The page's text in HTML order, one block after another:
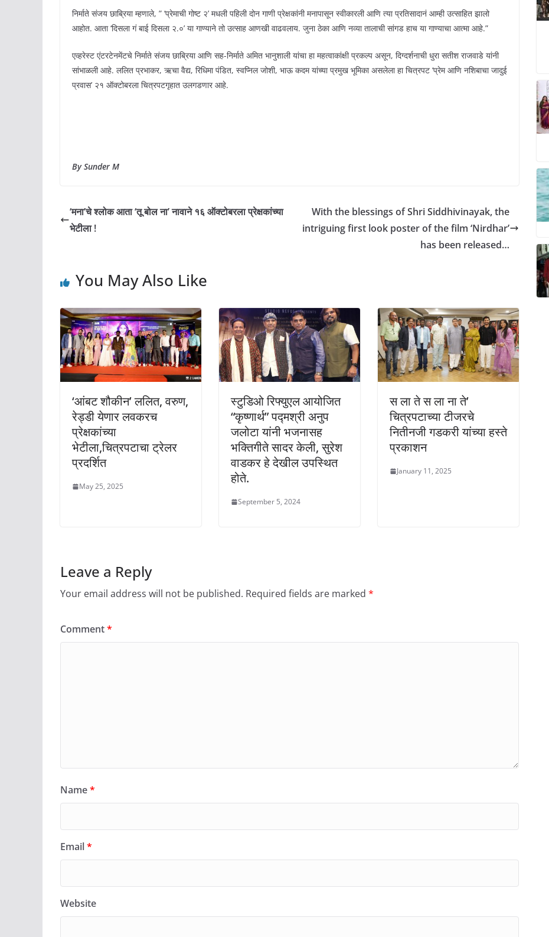
निर्माते संजय छाब्रिया म्हणाले, ” ‘प्रेमाची गोष्ट २’ मधली पहिली दोन गाणी प्रेक्षकांनी मनापासून स्वीकारली आणि त्या प्रतिसादानं आम्ही उत्साहित झालो
आहोत. आता ‘दिसला गं बाई दिसला २.०’ या गाण्याने तो उत्साह आणखी वाढवलाय. जुना ठेका आणि नव्या तालाची सांगड हाच या गाण्याचा आत्मा आहे.”
एव्हरेस्ट एंटरटेनमेंटचे निर्माते संजय छाब्रिया आणि सह-निर्माते अमित भानुशाली यांचा हा महत्वाकांक्षी प्रकल्प असून, दिग्दर्शनाची धुरा सतीश राजवाडे यांनी
सांभाळली आहे. ललित प्रभाकर, ऋचा वैद्य, रिधिमा पंडित, स्वप्निल जोशी, भाऊ कदम यांच्या प्रमुख भूमिका असलेला हा चित्रपट ‘प्रेम आणि नशिबाचा जादुई
प्रवास’ २१ ऑक्टोबरला चित्रपटगृहात उलगडणार आहे.
By Sunder M
‘मना’चे श्लोक आता ‘तू बोल ना’ नावाने १६ ऑक्टोबरला प्रेक्षकांच्या
भेटीला !
With the blessings of Shri Siddhivinayak, the
intriguing first look poster of the film ‘Nirdhar’
has been released…
You May Also Like
‘आंबट शौकीन’ ललित, वरुण,
रेड्डी येणार लवकरच
प्रेक्षकांच्या
भेटीला,चित्रपटाचा ट्रेलर
प्रदर्शित
May 25, 2025
स्टुडिओ रिफ्युएल आयोजित
“कृष्णार्थ” पद्मश्री अनुप
जलोटा यांनी भजनासह
भक्तिगीते सादर केली, सुरेश
वाडकर हे देखील उपस्थित
होते.
September 5, 2024
स ला ते स ला ना ते’
चित्रपटाच्या टीजरचे
नितीनजी गडकरी यांच्या हस्ते
प्रकाशन
January 11, 2025
Leave a Reply
Your email address will not be published. Required fields are marked *
Comment*
Name*
Email*
Website